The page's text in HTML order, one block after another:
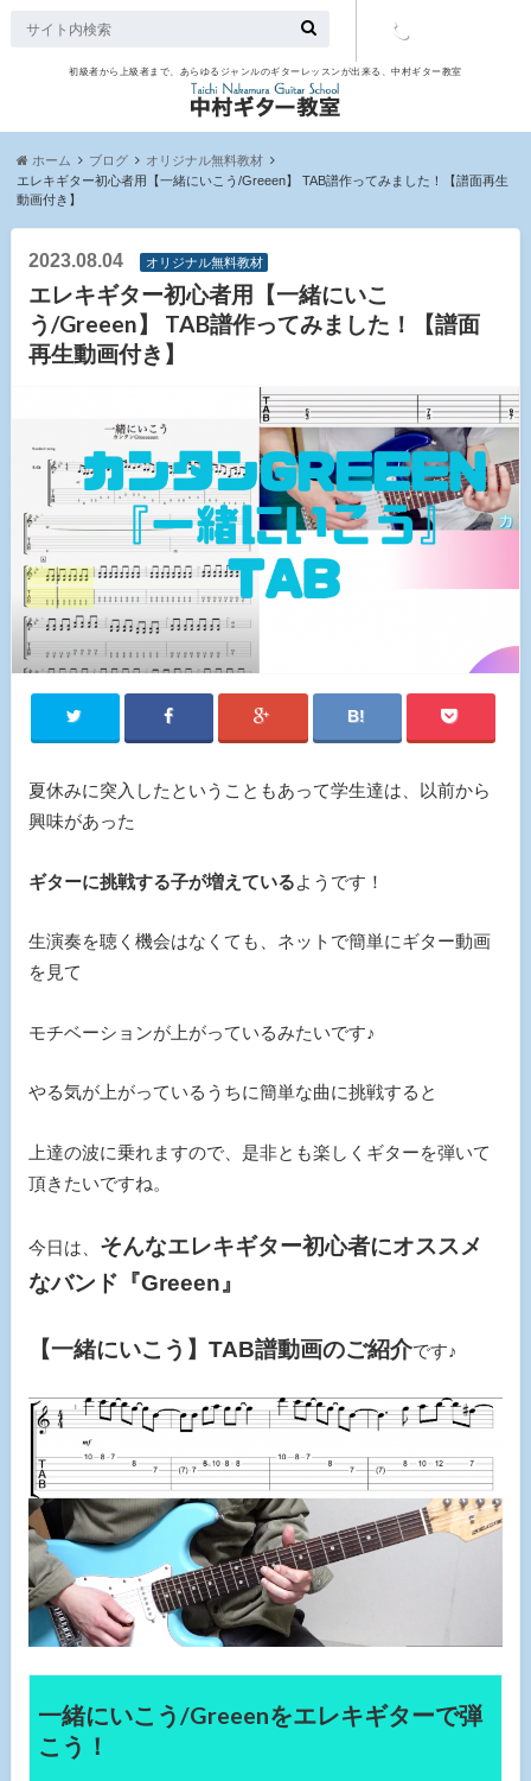
初級者から上級者まで、あらゆるジャンルのギターレッスンが出来る、中村ギター教室
ホーム ブログ
オリジナル無料教材
エレキギター初心者用【一緒にいこう/Greeen】 TAB譜作ってみました！【譜面再生
動画付き】
2023.08.04 オリジナル無料教材
エレキギター初心者用【一緒にいこ
う/Greeen】 TAB譜作ってみました！【譜面
再生動画付き】
夏休みに突入したということもあって学生達は、以前から
興味があった
ギターに挑戦する子が増えているようです！
生演奏を聴く機会はなくても、ネットで簡単にギター動画
を見て
モチベーションが上がっているみたいです♪
やる気が上がっているうちに簡単な曲に挑戦すると
上達の波に乗れますので、是非とも楽しくギターを弾いて
頂きたいですね。
今日は、 そんなエレキギター初心者にオススメ
なバンド『Greeen』
【一緒にいこう】TAB譜動画のご紹介です♪
一緒にいこう/Greeenをエレキギターで弾
こう！